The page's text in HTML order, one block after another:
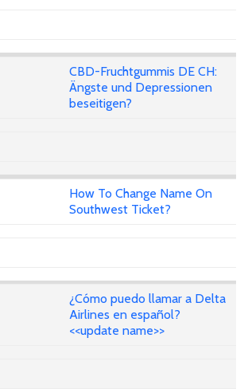
CBD-Fruchtgummis DE CH:
Ängste und Depressionen
beseitigen?
How To Change Name On
Southwest Ticket?
¿Cómo puedo llamar a Delta
Airlines en español?
<<update name>>